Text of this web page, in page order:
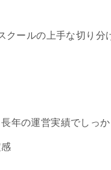
ールの上手な切り分
年の運営実績でしっ